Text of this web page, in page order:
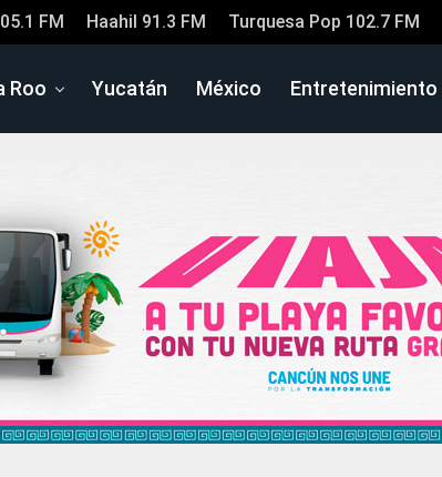
FM Haahil 91.3 FM Turquesa Pop 102.7 FM
Roo Yucatán México Entretenimiento